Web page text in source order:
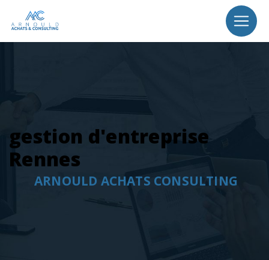
gestion d'entreprise
Rennes
ARNOULD ACHATS CONSULTING
Panneau de gestion des cookies